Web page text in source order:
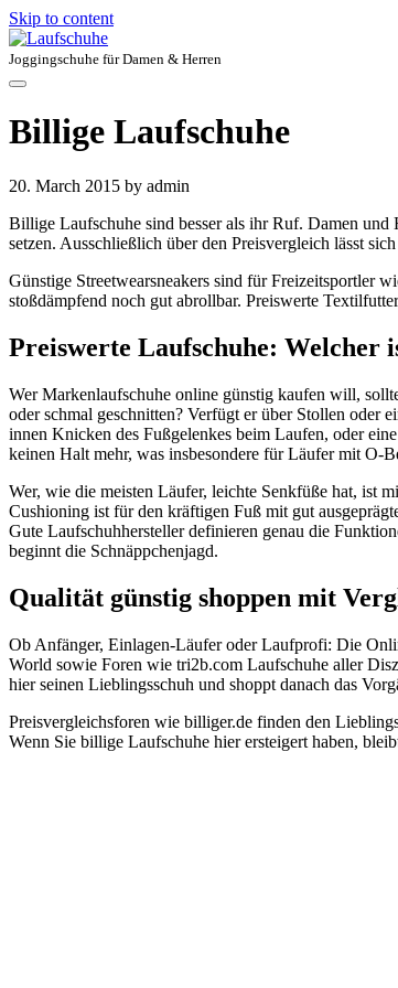
Skip to content
Joggingschuhe für Damen & Herren
Billige Laufschuhe
20. March 2015 by admin
Billige Laufschuhe sind besser als ihr Ruf. Damen
setzen. Ausschließlich über den Preisvergleich lässt
Günstige Streetwearsneakers sind für Freizeitsportler
stoßdämpfend noch gut abrollbar. Preiswerte
Preiswerte Laufschuhe: Welcher
Wer Markenlaufschuhe online günstig kaufen will,
oder schmal geschnitten? Verfügt er über Stollen oder
innen Knicken des Fußgelenkes beim Laufen, oder
keinen Halt mehr, was insbesondere für Läufer mit O-
Wer, wie die meisten Läufer, leichte Senkfüße hat, ist
Cushioning ist für den kräftigen Fuß mit gut
Gute Laufschuhhersteller definieren genau die
beginnt die Schnäppchenjagd.
Qualität günstig shoppen mit
Ob Anfänger, Einlagen-Läufer oder Laufprofi: Die
World sowie Foren wie tri2b.com Laufschuhe aller
hier seinen Lieblingsschuh und shoppt danach das
Preisvergleichsforen wie billiger.de finden den
Wenn Sie billige Laufschuhe hier ersteigert haben,